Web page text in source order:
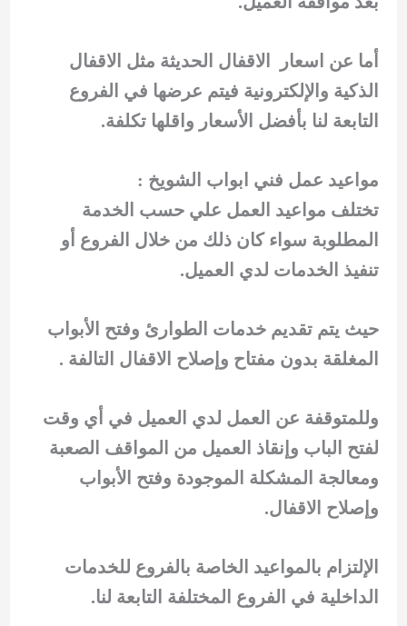
أما عن اسعار الاقفال الحديثة مثل الاقفال
الذكية والإلكترونية فيتم عرضها في الفروع
التابعة لنا بأفضل الأسعار واقلها تكلفة.
مواعيد عمل فني ابواب الشويخ :
تختلف مواعيد العمل علي حسب الخدمة
المطلوبة سواء كان ذلك من خلال الفروع أو
تنفيذ الخدمات لدي العميل.
حيث يتم تقديم خدمات الطوارئ وفتح الأبواب
المغلقة بدون مفتاح وإصلاح الاقفال التالفة .
وللمتوقفة عن العمل لدي العميل في أي وقت
لفتح الباب وإنقاذ العميل من المواقف الصعبة
ومعالجة المشكلة الموجودة وفتح الأبواب
وإصلاح الاقفال.
الإلتزام بالمواعيد الخاصة بالفروع للخدمات
الداخلية في الفروع المختلفة التابعة لنا.